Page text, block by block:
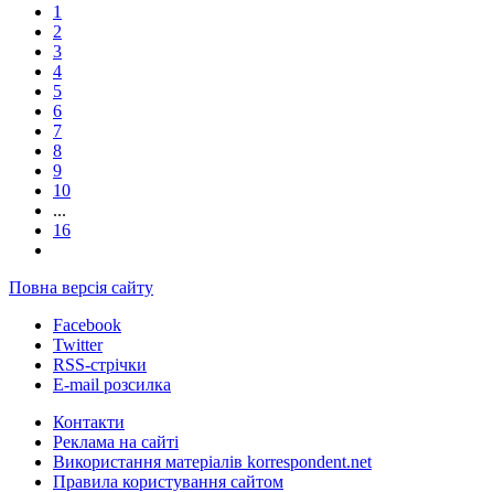
1
2
3
4
5
6
7
8
9
10
...
16
Повна версія сайту
Facebook
Twitter
RSS-стрічки
E-mail розсилка
Контакти
Реклама на сайті
Використання матеріалів korrespondent.net
Правила користування сайтом